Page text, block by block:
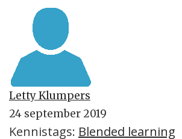
Letty Klumpers
24 september 2019
Kennistags: Blended learning